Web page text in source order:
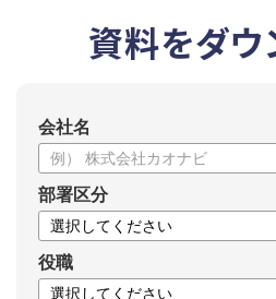
資料をダウ
会社名
部署区分
役職